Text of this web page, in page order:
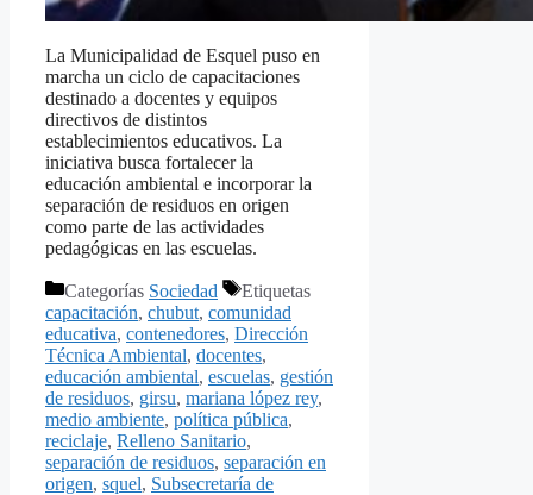
La Municipalidad de Esquel puso en
marcha un ciclo de capacitaciones
destinado a docentes y equipos
directivos de distintos
establecimientos educativos. La
iniciativa busca fortalecer la
educación ambiental e incorporar la
separación de residuos en origen
como parte de las actividades
pedagógicas en las escuelas.
Categorías Sociedad
Etiquetas
capacitación, chubut, comunidad
educativa, contenedores, Dirección
Técnica Ambiental, docentes,
educación ambiental, escuelas, gestión
de residuos, girsu, mariana lópez rey,
medio ambiente, política pública,
reciclaje, Relleno Sanitario,
separación de residuos, separación en
origen, squel, Subsecretaría de